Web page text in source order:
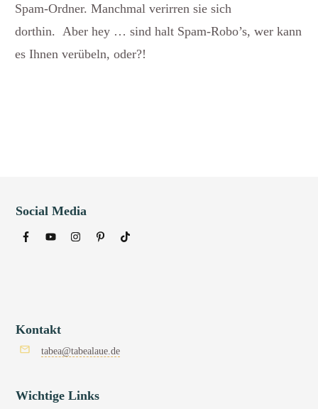
Spam-Ordner. Manchmal verirren sie sich
dorthin. Aber hey … sind halt Spam-Robo’s, wer kann
es Ihnen verübeln, oder?!
Social Media
Kontakt
tabea@tabealaue.de
Wichtige Links